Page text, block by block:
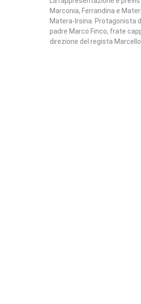
Marconia, Ferrandina e
Matera-Irsina. Protagonista
padre Marco Finco, frate
direzione del regista